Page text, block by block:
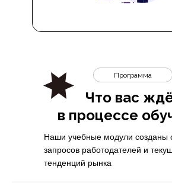
Что вас
в процессе
Программа
Наши учебные модули созданы
запросов работодателей и
тенденций рынка